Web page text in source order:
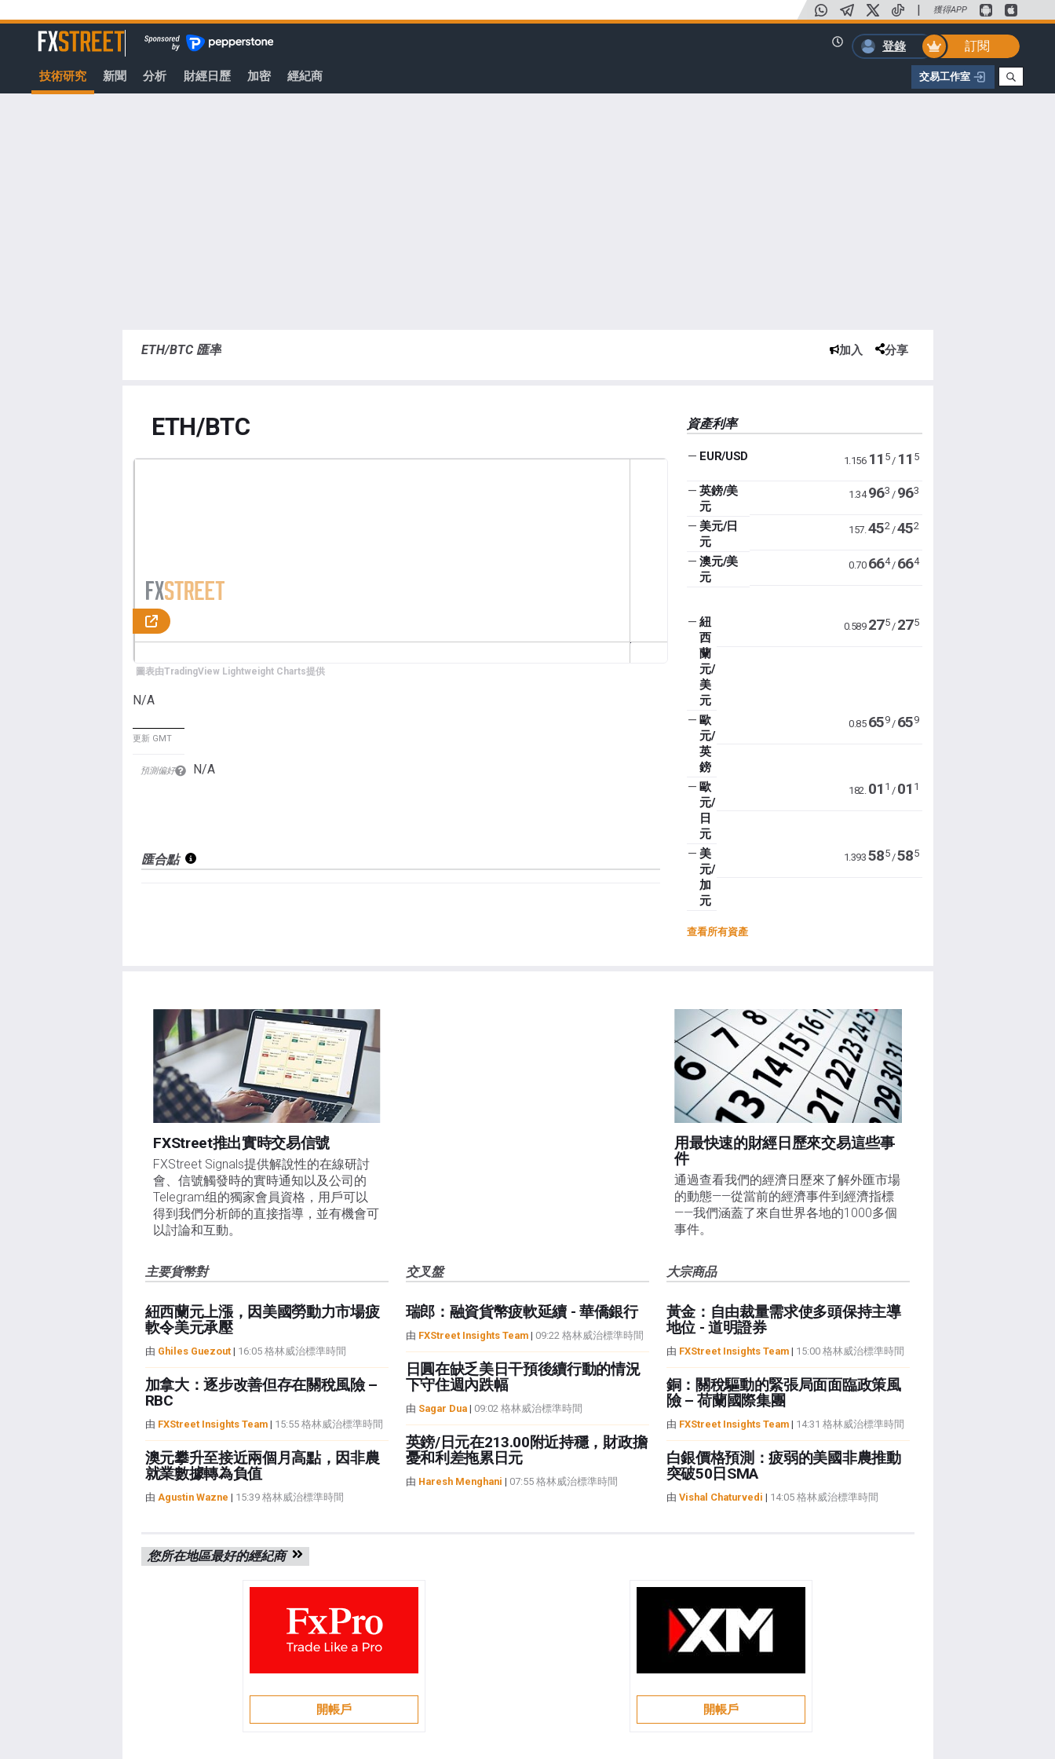
至
容
| 獲得APP
FXStreet
登錄
訂閱
技術研究 新聞 分析 財經日歷 加密 經紀商 交易工作室
ETH/BTC 匯率 分享
加入
ETH/BTC
圖表由TradingView Lightweight Charts提供
N/A
更新 GMT
預測偏好 N/A
匯合點
資產利率
— EUR/USD 1.156 11 5/ 11 5
— 英鎊/美
元
1.34 963 / 963
— 美元/日
元
157.452/452
— 澳元/美
元
0.70 664/ 664
— 紐
西
蘭
元/
美
元
0.589 275/ 275
— 歐
元/
英
鎊
0.85 659/ 659
— 歐
元/
日
元
182. 01 1 / 01 1
— 美
元/
加
元
1.393 585/585
查看所有資產
FXStreet推出實時交易信號
FXStreet Signals提供解說性的在線研討
會、信號觸發時的實時通知以及公司的
Telegram组的獨家會員資格，用戶可以
得到我們分析師的直接指導，並有機會可
以討論和互動。
用最快速的財經日歷來交易這些事
件
通過查看我們的經濟日歷來了解外匯市場
的動態——從當前的經濟事件到經濟指標
——我們涵蓋了來自世界各地的1000多個
事件。
主要貨幣對
紐西蘭元上漲，因美國勞動力市場疲
軟令美元承壓
由 Ghiles Guezout| 16:05 格林威治標準時間
加拿大：逐步改善但存在關稅風險 –
RBC
由 FXStreet Insights Team| 15:55 格林威治標準時間
澳元攀升至接近兩個月高點，因非農
就業數據轉為負值
由 Agustin Wazne | 15:39 格林威治標準時間
交叉盤
瑞郎：融資貨幣疲軟延續 - 華僑銀行
由 FXStreet Insights Team| 09:22 格林威治標準時間
日圓在缺乏美日干預後續行動的情況
下守住週內跌幅
由 Sagar Dua| 09:02 格林威治標準時間
英鎊/日元在213.00附近持穩，財政擔
憂和利差拖累日元
由 Haresh Menghani | 07:55 格林威治標準時間
大宗商品
黃金：自由裁量需求使多頭保持主導
地位 - 道明證券
由 FXStreet Insights Team| 15:00 格林威治標準時間
銅：關稅驅動的緊張局面面臨政策風
險 – 荷蘭國際集團
由 FXStreet Insights Team| 14:31 格林威治標準時間
白銀價格預測：疲弱的美國非農推動
突破50日SMA
由 Vishal Chaturvedi | 14:05 格林威治標準時間
您所在地區最好的經紀商
開帳戶 開帳戶